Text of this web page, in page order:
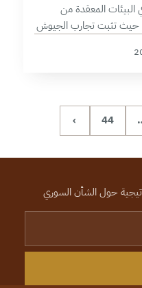
المعقدة من
حيث تثبت تجارب الجيوش
وأفغانستان أن
44
›
حول الشأن السوري